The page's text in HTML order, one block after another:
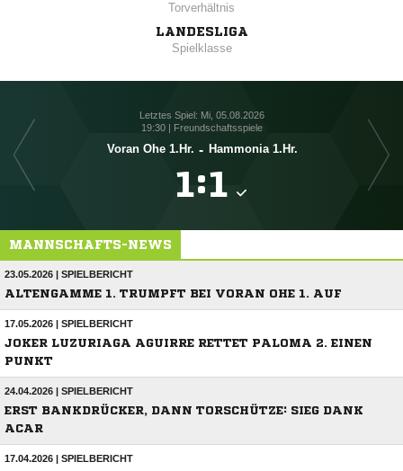
Torverhältnis
LANDESLIGA
Spielklasse
Letztes Spiel: Mi, 05.08.2026
19:30 | Freundschaftsspiele
Voran Ohe 1.Hr. - Hammonia 1.Hr.
:
MANNSCHAFTS-NEWS
23.05.2026 | SPIELBERICHT
ALTENGAMME 1. TRUMPFT BEI VORAN OHE 1. AUF
17.05.2026 | SPIELBERICHT
JOKER LUZURIAGA AGUIRRE RETTET PALOMA 2. EINEN
PUNKT
24.04.2026 | SPIELBERICHT
ERST BANKDRÜCKER, DANN TORSCHÜTZE: SIEG DANK
ACAR
17.04.2026 | SPIELBERICHT